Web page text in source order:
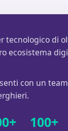
tecnologico di
ecosistema
con un
100+